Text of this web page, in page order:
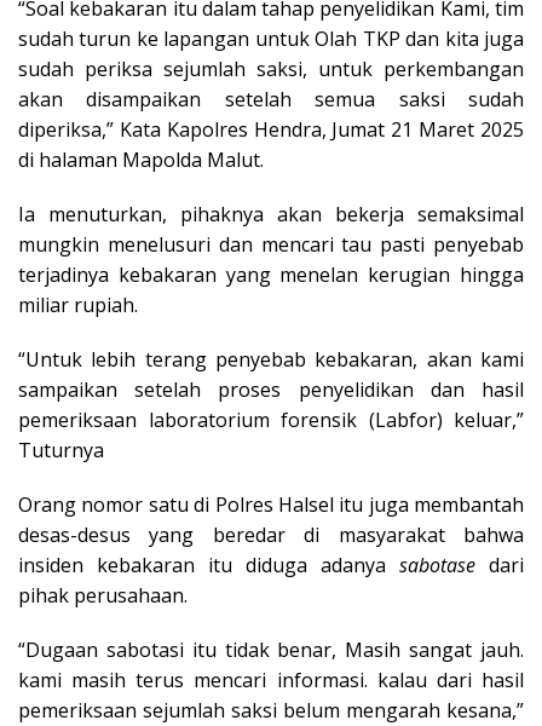
“Soal kebakaran itu dalam tahap penyelidikan Kami, tim
sudah turun ke lapangan untuk Olah TKP dan kita juga
sudah periksa sejumlah saksi, untuk perkembangan
akan disampaikan setelah semua saksi sudah
diperiksa,” Kata Kapolres Hendra, Jumat 21 Maret 2025
di halaman Mapolda Malut.
Ia menuturkan, pihaknya akan bekerja semaksimal
mungkin menelusuri dan mencari tau pasti penyebab
terjadinya kebakaran yang menelan kerugian hingga
miliar rupiah.
“Untuk lebih terang penyebab kebakaran, akan kami
sampaikan setelah proses penyelidikan dan hasil
pemeriksaan laboratorium forensik (Labfor) keluar,”
Tuturnya
Orang nomor satu di Polres Halsel itu juga membantah
desas-desus yang beredar di masyarakat bahwa
insiden kebakaran itu diduga adanya sabotase dari
pihak perusahaan.
“Dugaan sabotasi itu tidak benar, Masih sangat jauh.
kami masih terus mencari informasi. kalau dari hasil
pemeriksaan sejumlah saksi belum mengarah kesana,”